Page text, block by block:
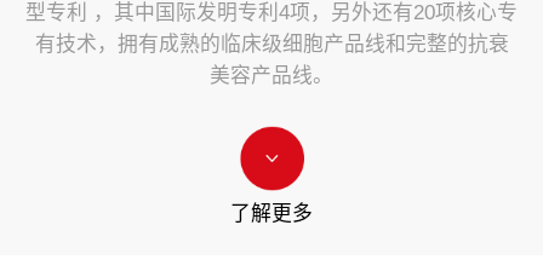
型专利 ，其中国际发明专利4项，另外还有20项核心专
有技术，拥有成熟的临床级细胞产品线和完整的抗衰
美容产品线。
了解更多